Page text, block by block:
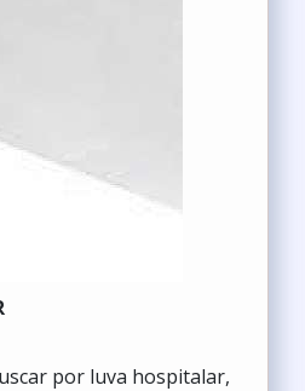
por luva hospitalar,